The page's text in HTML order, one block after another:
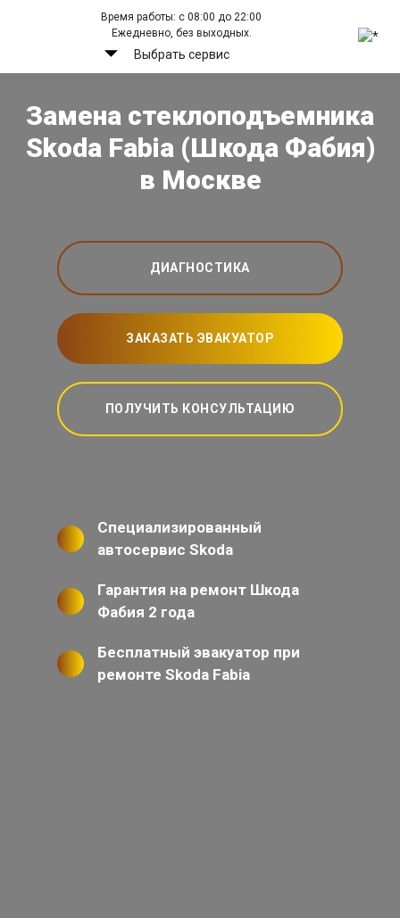
Время работы: с 08:00 до 22:00
Ежедневно, без выходных.
Выбрать сервис
Замена стеклоподъемника
Skoda Fabia (Шкода Фабия)
в Москве
ДИАГНОСТИКА
ЗАКАЗАТЬ ЭВАКУАТОР
ПОЛУЧИТЬ КОНСУЛЬТАЦИЮ
Специализированный
автосервис Skoda
Гарантия на ремонт Шкода
Фабия 2 года
Бесплатный эвакуатор при
ремонте Skoda Fabia